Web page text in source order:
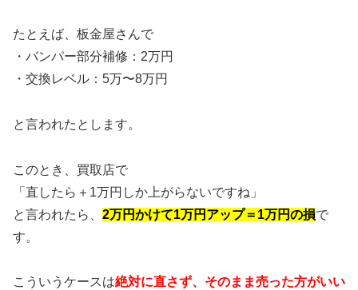
たとえば、板金屋さんで
・バンパー部分補修：2万円
・交換レベル：5万〜8万円
と言われたとします。
このとき、買取店で
「直したら＋1万円しか上がらないですね」
と言われたら、 2万円かけて1万円アップ＝1万円の損で
す。
こういうケースは絶対に直さず、そのまま売った方がいい